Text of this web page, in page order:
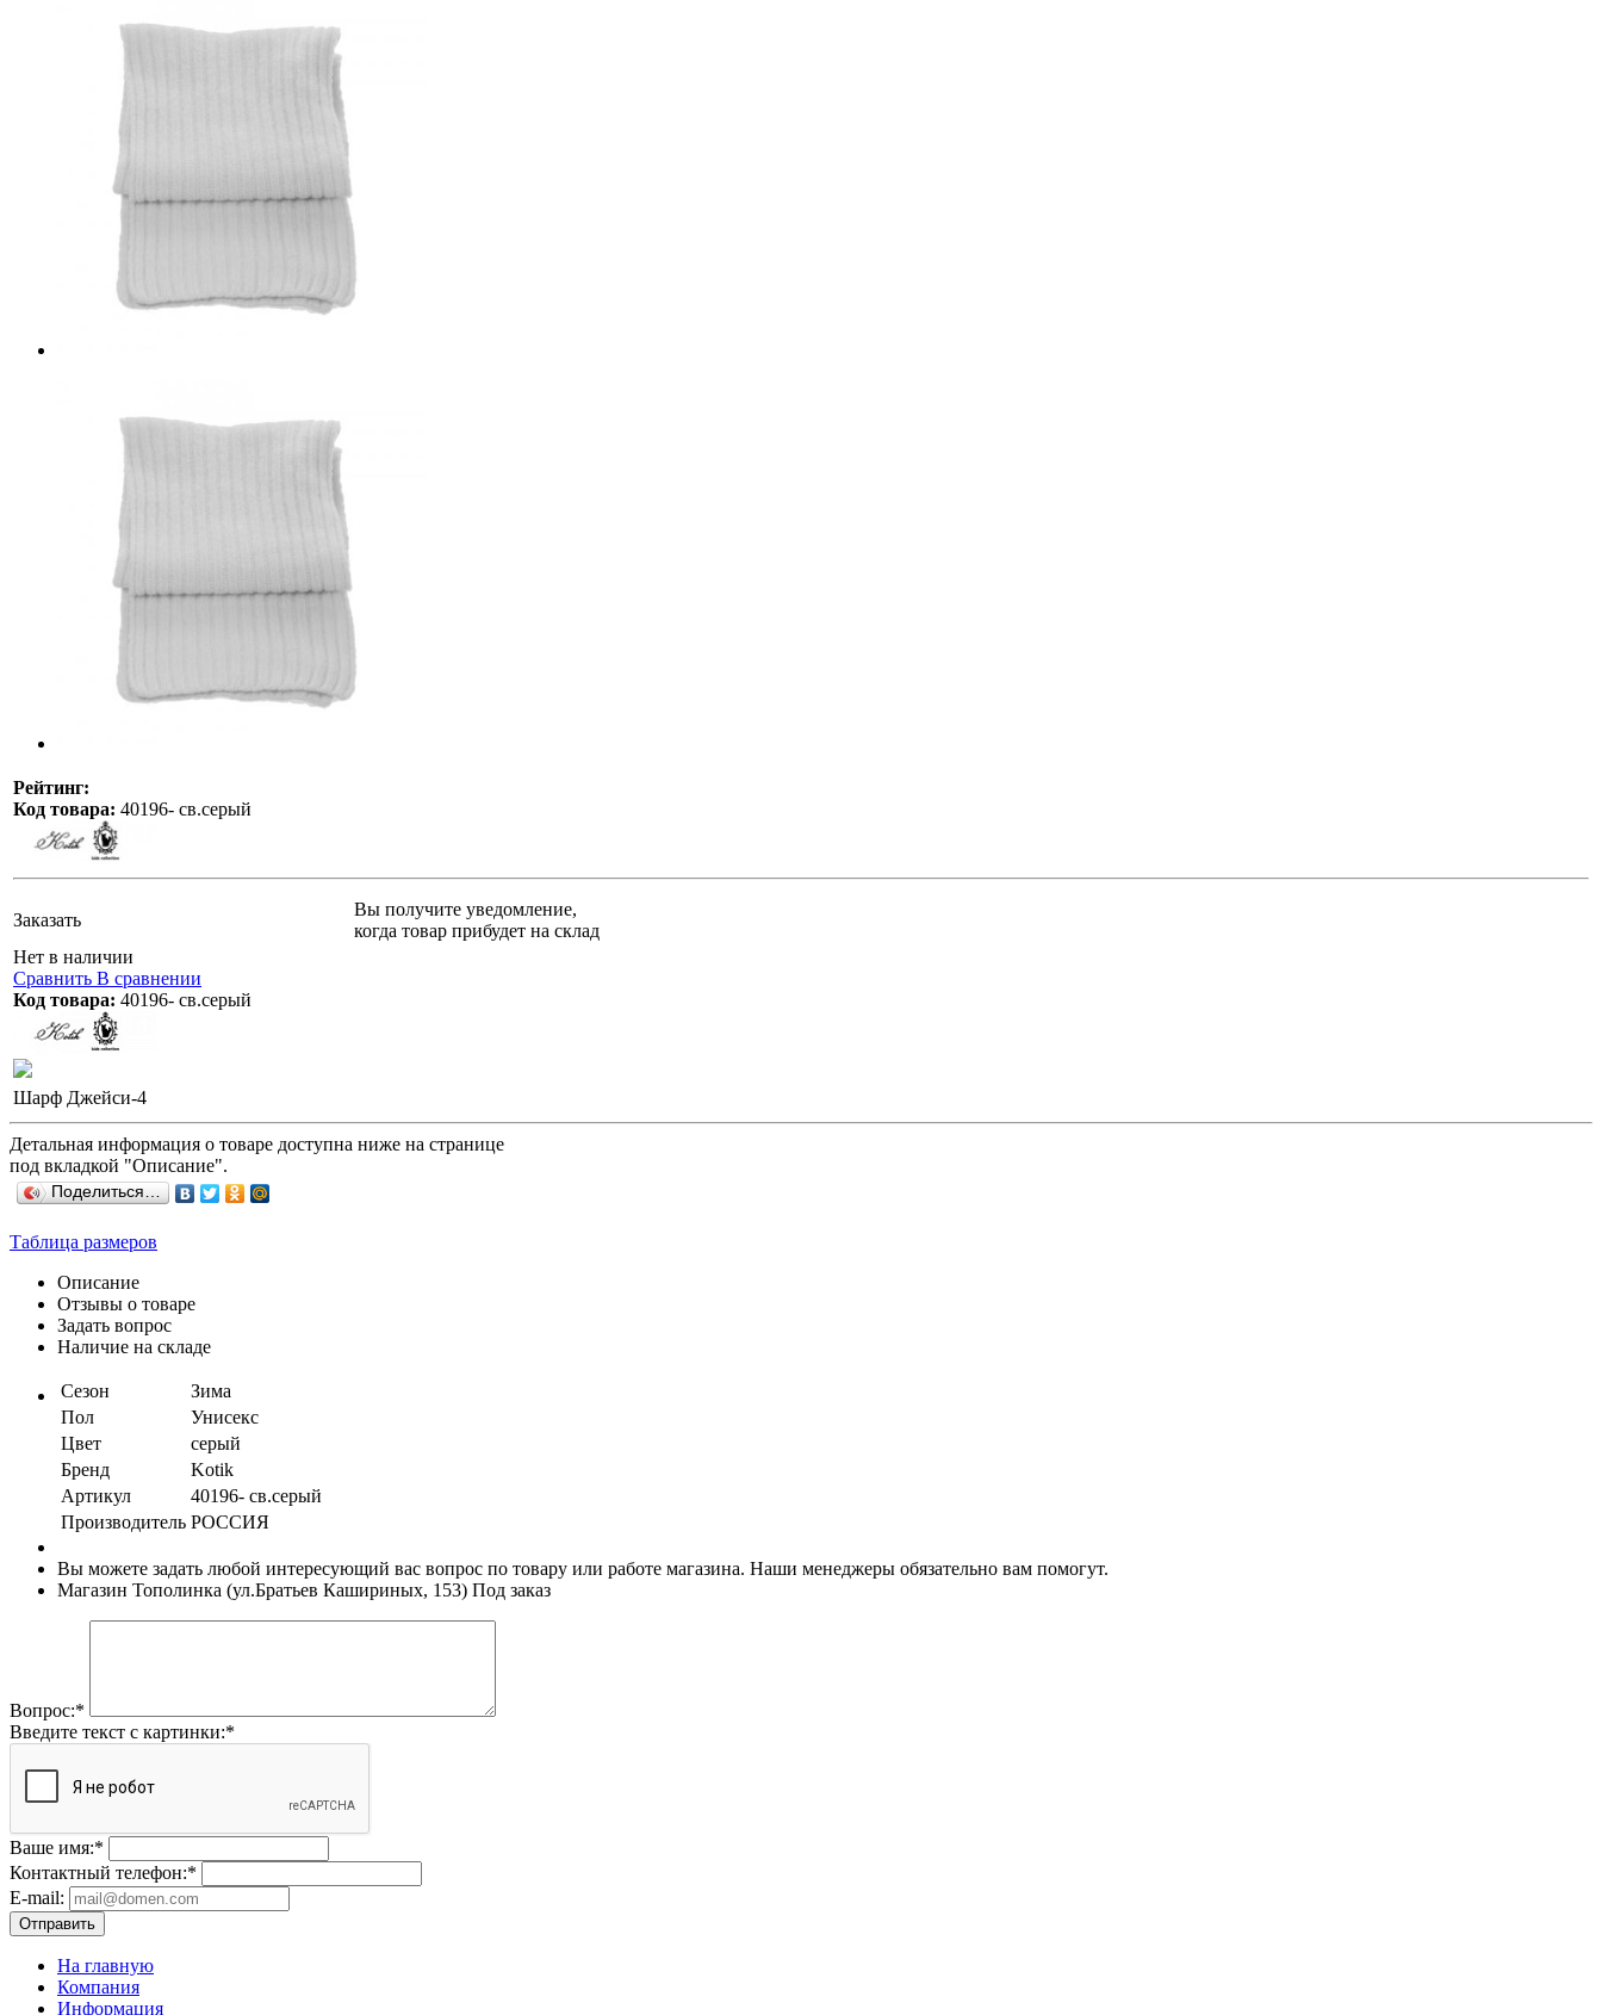
Рейтинг:
Код товара: 40196- св.серый
Заказать
Вы получите уведомление,
когда товар прибудет на склад
Нет в наличии
Сравнить В сравнении
Код товара: 40196- св.серый
Шарф Джейси-4
Детальная информация о товаре доступна ниже на странице
под вкладкой "Описание".
Поделиться…
Таблица размеров
Описание
Отзывы о товаре
Задать вопрос
Наличие на складе
Сезон
Зима
Пол
Унисекс
Цвет
серый
Бренд
Kotik
Артикул
40196- св.серый
Производитель РОССИЯ
Вы можете задать любой интересующий вас вопрос по товару или работе магазина. Наши менеджеры обязательно вам помогут.
Магазин Тополинка (ул.Братьев Кашириных, 153) Под заказ
Вопрос:*
Введите текст с картинки:*
Ваше имя:*
Контактный телефон:*
E-mail:
Отправить
На главную
Компания
Информация